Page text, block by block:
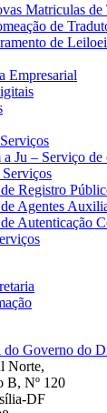
Matriculas de
de
de
Empresarial
a Ju – Serviço
Registro
Agentes
Autenticação
do Governo do
Norte,
B, Nº 120
DF